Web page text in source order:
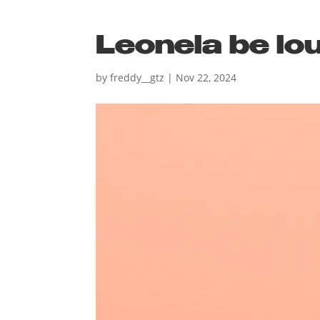
Leonela be
byfreddy__gtz | Nov 22, 2024